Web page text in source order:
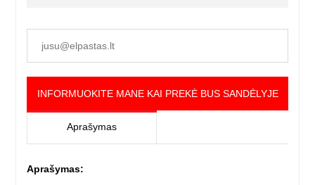
INFORMUOKITE MANE KAI PREKĖ BUS SANDĖLYJE
Aprašymas
Aprašymas: